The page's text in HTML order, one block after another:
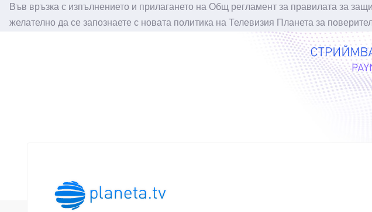
Във връзка с изпълнението и прилагането на Общ регламент за правилата за
желателно да се запознаете с новата политика на Телевизия Планета за